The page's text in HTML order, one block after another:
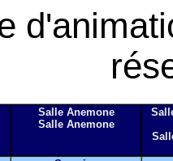
Salle Anemone
Salle Anemone